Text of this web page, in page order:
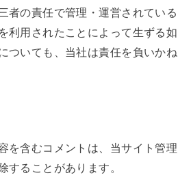
者の責任で管理・運営されている
利用されたことによって生ずる如
ついても、当社は責任を負いかね
を含むコメントは、当サイト管理
することがあります。